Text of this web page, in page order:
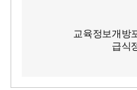
교육정보개방
급식